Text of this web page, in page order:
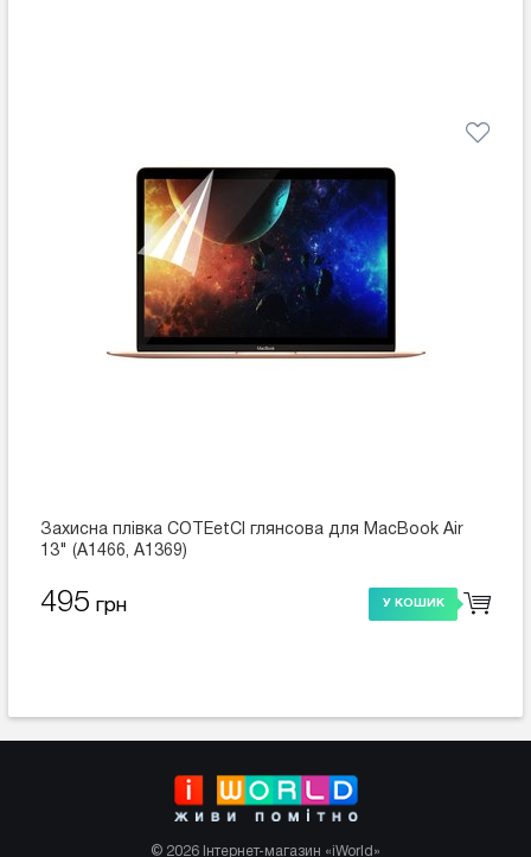
Захисна плівка COTEetCI глянсова для MacBook Air
13" (A1466, A1369)
495 грн У КОШИК
© 2026 Інтернет-магазин «iWorld»